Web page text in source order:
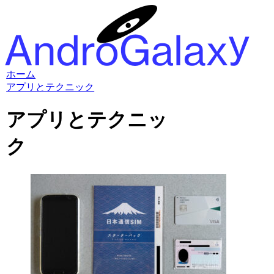
ホーム
アプリとテクニック
アプリとテクニッ
ク